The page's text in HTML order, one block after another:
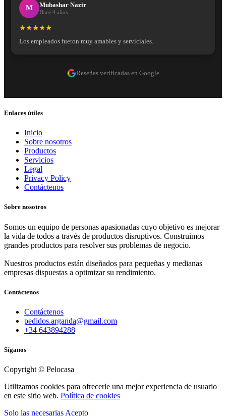
M Mubashar Nazir
Hace 4 años
★★★★★
Los empleados fueron muy amables y serviciales.
Reseñas verificadas en Google
Enlaces útiles
Inicio
Sobre nosotros
Productos
Servicios
Legal
Privacy Policy
Contáctenos
Sobre nosotros
Somos un equipo de personas apasionadas cuyo objetivo es mejorar
la vida de todos a través de productos disruptivos. Construimos
grandes productos para resolver sus problemas de negocio.
Nuestros productos están diseñados para pequeñas y medianas
empresas dispuestas a optimizar su rendimiento.
Contáctenos
Contáctenos
pedidos.arganda@gmail.com
+34 643894288
Síganos
Copyright © Pelocasa
Utilizamos cookies para ofrecerle una mejor experiencia de usuario
en este sitio web. Política de cookies
Solo las necesarias Acepto